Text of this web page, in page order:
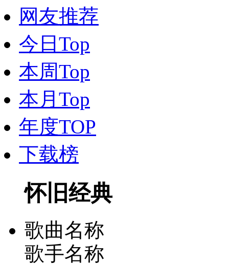
网友推荐
今日Top
本周Top
本月Top
年度TOP
下载榜
怀旧经典
歌曲名称
歌手名称